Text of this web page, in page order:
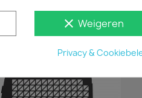
clear Weigeren
Privacy &